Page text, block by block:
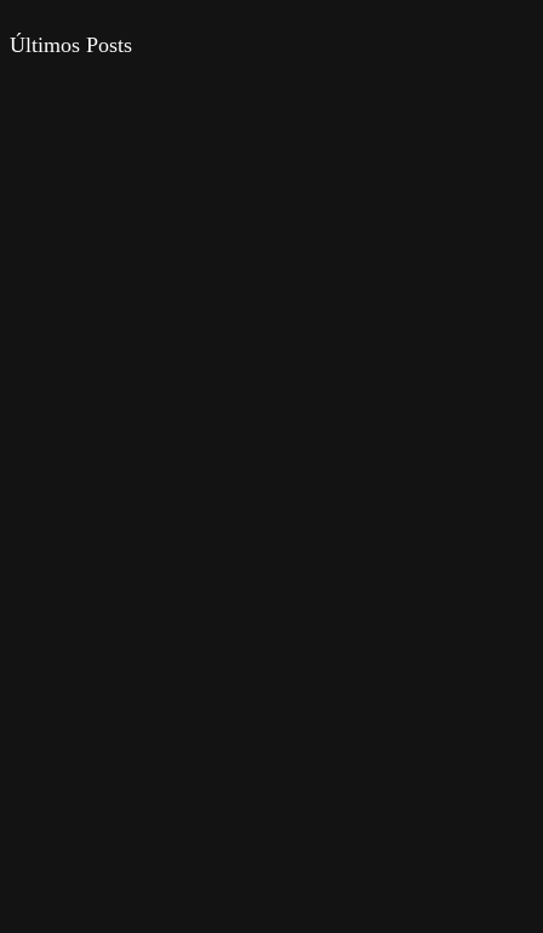
Últimos Posts